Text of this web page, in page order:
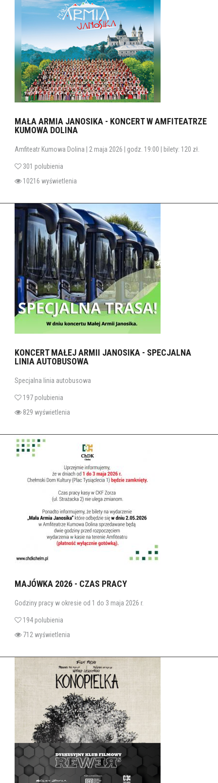
MAŁA ARMIA JANOSIKA - KONCERT W AMFITEATRZE
KUMOWA DOLINA
Amfiteatr Kumowa Dolina | 2 maja 2026 | godz. 19:00 | bilety: 120 zł.
301 polubienia
10216 wyświetlenia
KONCERT MAŁEJ ARMII JANOSIKA - SPECJALNA
LINIA AUTOBUSOWA
Specjalna linia autobusowa
197 polubienia
829 wyświetlenia
MAJÓWKA 2026 - CZAS PRACY
Godziny pracy w okresie od 1 do 3 maja 2026 r.
194 polubienia
712 wyświetlenia